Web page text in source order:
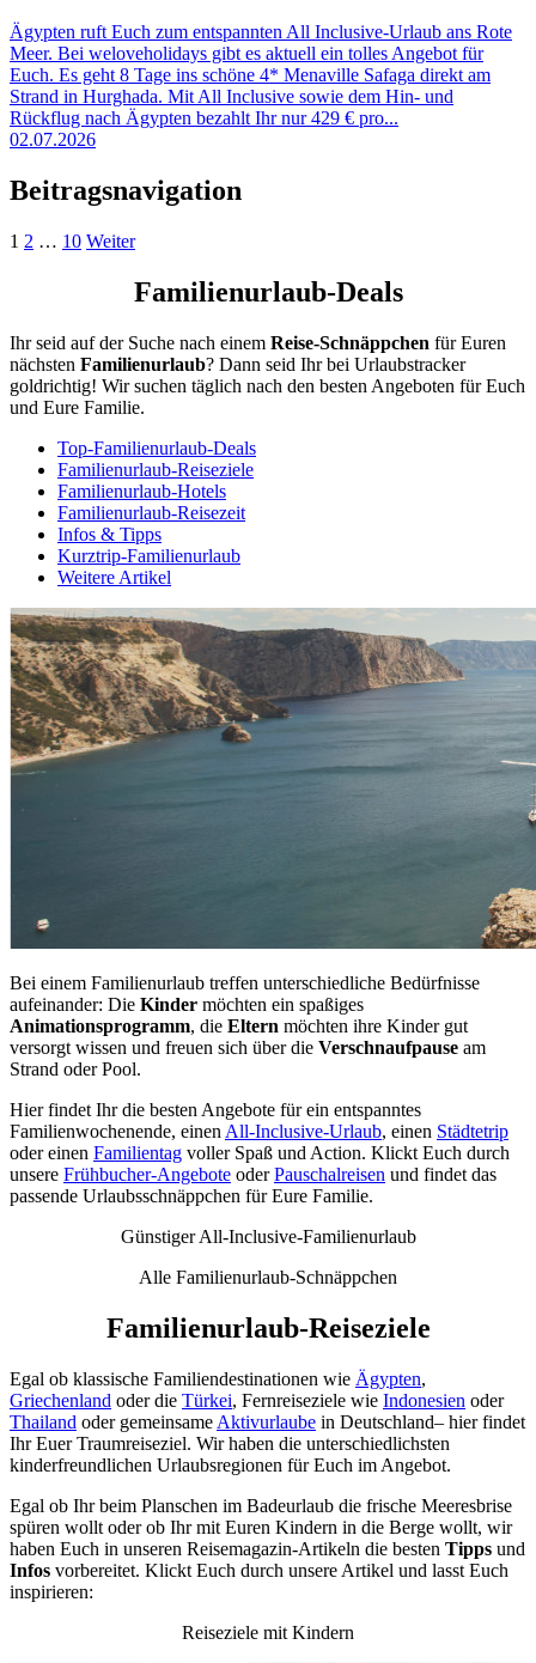
Ägypten ruft Euch zum entspannten All Inclusive-Urlaub ans Rote
Meer. Bei weloveholidays gibt es aktuell ein tolles Angebot für
Euch. Es geht 8 Tage ins schöne 4* Menaville Safaga direkt am
Strand in Hurghada. Mit All Inclusive sowie dem Hin- und
Rückflug nach Ägypten bezahlt Ihr nur 429 € pro...
02.07.2026
Beitragsnavigation
1 2 … 10 Weiter
Familienurlaub-Deals
Ihr seid auf der Suche nach einem Reise-Schnäppchen für Euren
nächsten Familienurlaub? Dann seid Ihr bei Urlaubstracker
goldrichtig! Wir suchen täglich nach den besten Angeboten für Euch
und Eure Familie.
Top-Familienurlaub-Deals
Familienurlaub-Reiseziele
Familienurlaub-Hotels
Familienurlaub-Reisezeit
Infos & Tipps
Kurztrip-Familienurlaub
Weitere Artikel
Bei einem Familienurlaub treffen unterschiedliche Bedürfnisse
aufeinander: Die Kinder möchten ein spaßiges
Animationsprogramm, die Eltern möchten ihre Kinder gut
versorgt wissen und freuen sich über die Verschnaufpause am
Strand oder Pool.
Hier findet Ihr die besten Angebote für ein entspanntes
Familienwochenende, einen All-Inclusive-Urlaub, einen Städtetrip
oder einen Familientag voller Spaß und Action. Klickt Euch durch
unsere Frühbucher-Angebote oderPauschalreisen und findet das
passende Urlaubsschnäppchen für Eure Familie.
Günstiger All-Inclusive-Familienurlaub
Alle Familienurlaub-Schnäppchen
Familienurlaub-Reiseziele
Egal ob klassische Familiendestinationen wie Ägypten,
Griechenland oder die Türkei, Fernreiseziele wie Indonesien oder
Thailand oder gemeinsame Aktivurlaube in Deutschland– hier findet
Ihr Euer Traumreiseziel. Wir haben die unterschiedlichsten
kinderfreundlichen Urlaubsregionen für Euch im Angebot.
Egal ob Ihr beim Planschen im Badeurlaub die frische Meeresbrise
spüren wollt oder ob Ihr mit Euren Kindern in die Berge wollt, wir
haben Euch in unseren Reisemagazin-Artikeln die besten Tipps und
Infos vorbereitet. Klickt Euch durch unsere Artikel und lasst Euch
inspirieren:
Reiseziele mit Kindern